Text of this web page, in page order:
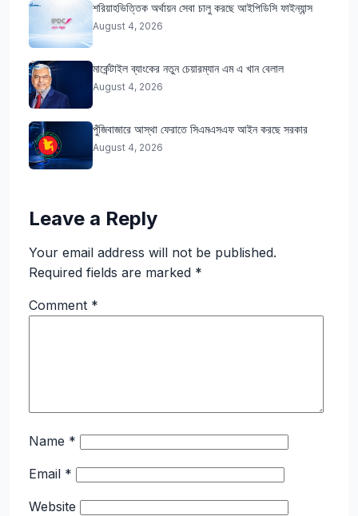
শরিয়াহভিত্তিক অর্থায়ন সেবা চালু করছে আইপিডিসি ফাইন্যান্স
August 4, 2026
মার্কেন্টাইল ব্যাংকের নতুন চেয়ারম্যান এম এ খান বেলাল
August 4, 2026
পুঁজিবাজারে আস্থা ফেরাতে সিএমএসএফ আইন করছে সরকার
August 4, 2026
Leave a Reply
Your email address will not be published.
Required fields are marked *
Comment *
Name *
Email *
Website